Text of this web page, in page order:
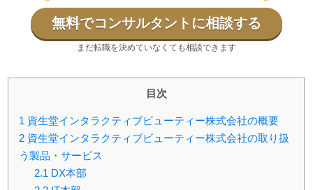
無料でコンサルタントに相談する
まだ転職を決めていなくても相談できます
目次
1 資生堂インタラクティブビューティー株式会社の概要
2 資生堂インタラクティブビューティー株式会社の取り扱
う製品・サービス
2.1 DX本部